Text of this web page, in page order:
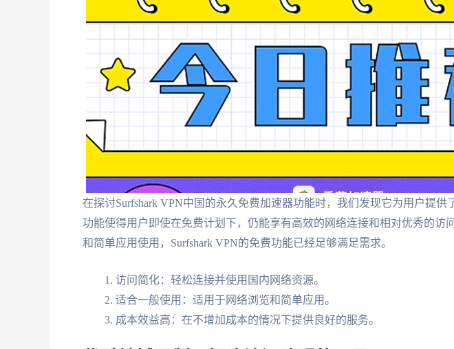
在探讨Surfshark VPN中国的永久免费加速器功能时，我们发现它为用户提供
功能使得用户即使在免费计划下，仍能享有高效的网络连接和相对优秀的访
和简单应用使用，Surfshark VPN的免费功能已经足够满足需求。
访问简化：轻松连接并使用国内网络资源。
适合一般使用：适用于网络浏览和简单应用。
成本效益高：在不增加成本的情况下提供良好的服务。